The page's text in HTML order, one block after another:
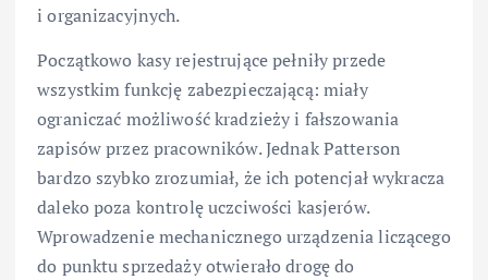
i organizacyjnych.
Początkowo kasy rejestrujące pełniły przede
wszystkim funkcję zabezpieczającą: miały
ograniczać możliwość kradzieży i fałszowania
zapisów przez pracowników. Jednak Patterson
bardzo szybko zrozumiał, że ich potencjał wykracza
daleko poza kontrolę uczciwości kasjerów.
Wprowadzenie mechanicznego urządzenia liczącego
do punktu sprzedaży otwierało drogę do